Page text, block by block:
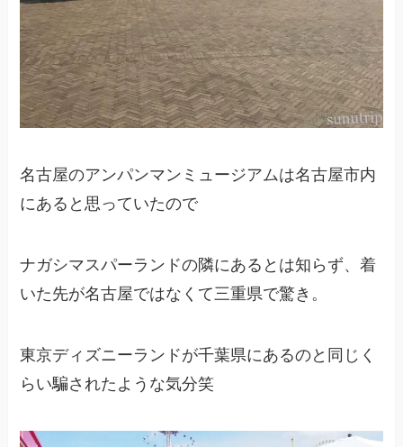
名古屋のアンパンマンミュージアムは名古屋市内
にあると思っていたので
ナガシマスパーランドの隣にあるとは知らず、着
いた先が名古屋ではなくて三重県で驚き。
東京ディズニーランドが千葉県にあるのと同じく
らい騙されたような気分笑